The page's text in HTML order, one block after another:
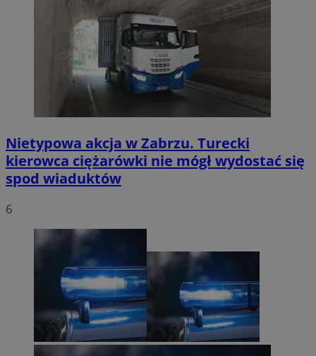
Nietypowa akcja w Zabrzu. Turecki
kierowca ciężarówki nie mógł wydostać się
spod wiaduktów
6